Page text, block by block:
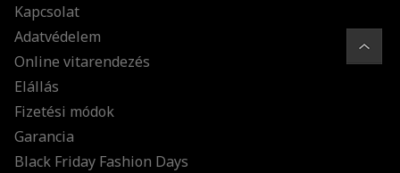
Kapcsolat
Adatvédelem
Online vitarendezés
Elállás
Fizetési módok
Garancia
Black Friday Fashion Days